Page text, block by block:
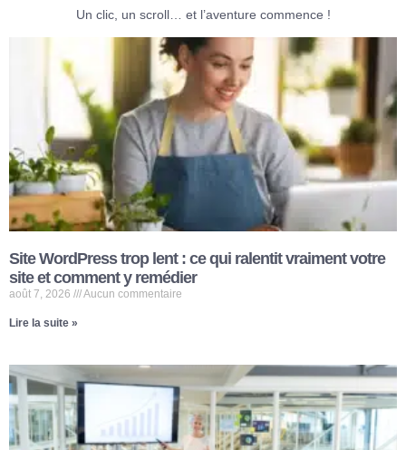
Un clic, un scroll… et l’aventure commence !
Site WordPress trop lent : ce qui ralentit vraiment votre
site et comment y remédier
août 7, 2026 Aucun commentaire
Lire la suite »